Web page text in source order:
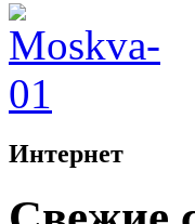
Интернет